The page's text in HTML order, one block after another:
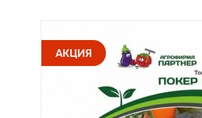
АКЦИЯ